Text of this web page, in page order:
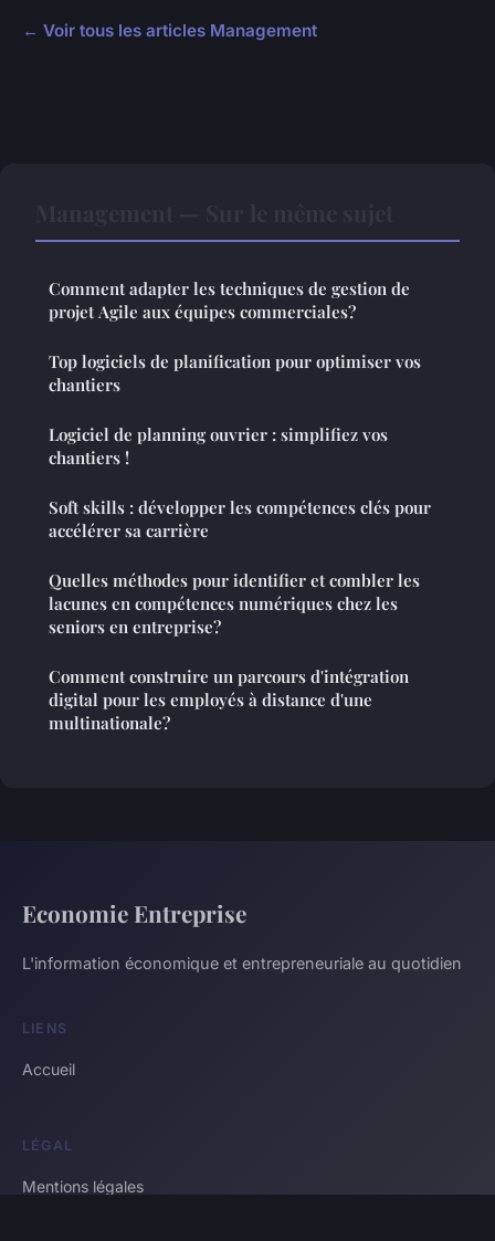
← Voir tous les articles Management
Comment adapter les techniques de gestion de
projet Agile aux équipes commerciales?
Top logiciels de planification pour optimiser vos
chantiers
Logiciel de planning ouvrier : simplifiez vos
chantiers !
Soft skills : développer les compétences clés pour
accélérer sa carrière
Quelles méthodes pour identifier et combler les
lacunes en compétences numériques chez les
seniors en entreprise?
Comment construire un parcours d'intégration
digital pour les employés à distance d'une
multinationale?
Economie Entreprise
L'information économique et entrepreneuriale au quotidien
LIENS
Accueil
LÉGAL
Mentions légales